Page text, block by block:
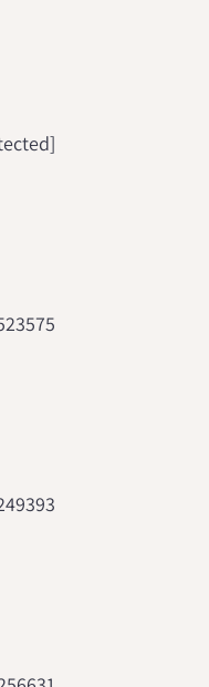
[email protected]